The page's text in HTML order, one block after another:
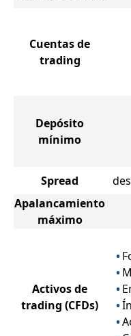
Cuentas de
trading
Depósito
mínimo
Spread
Apalancamiento
máximo
Activos de
trading (CFDs)